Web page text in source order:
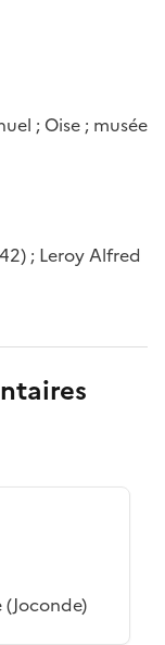
; Oise ; musée
; Leroy Alfred
(Joconde)